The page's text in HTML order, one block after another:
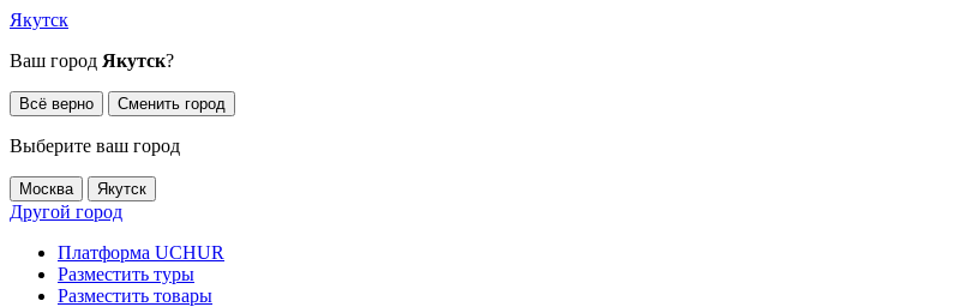
Якутск
Ваш город Якутск?
Всё верно Сменить город
Выберите ваш город
Москва Якутск
Другой город
Платформа UCHUR
Разместить туры
Разместить товары